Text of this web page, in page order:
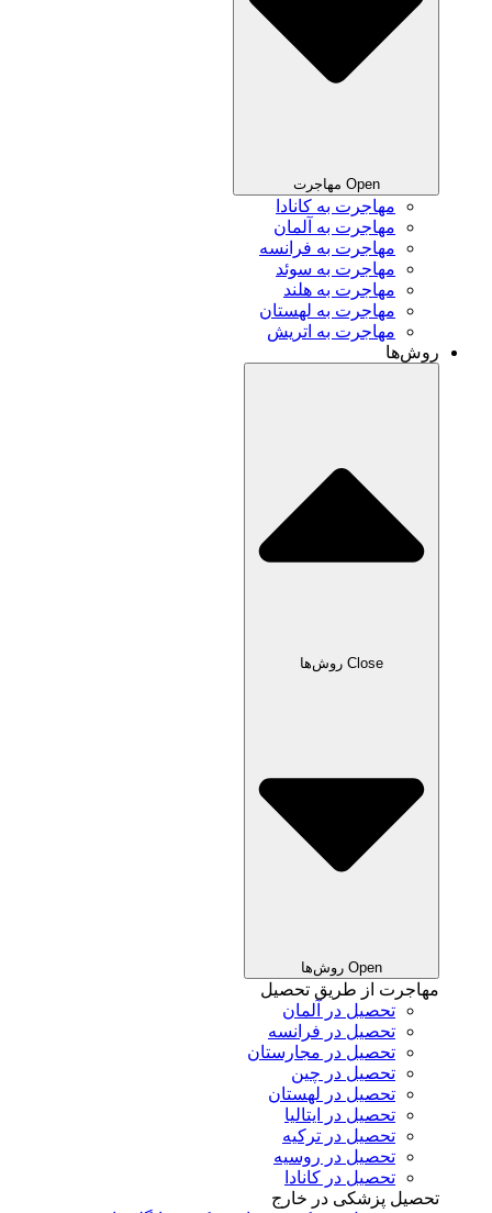
Open مهاجرت
مهاجرت به کانادا
مهاجرت به آلمان
مهاجرت به فرانسه
مهاجرت به سوئد
مهاجرت به هلند
مهاجرت به لهستان
مهاجرت به اتریش
روش‌ها
Close روش‌ها
Open روش‌ها
مهاجرت از طریق تحصیل
تحصیل در آلمان
تحصیل در فرانسه
تحصیل در مجارستان
تحصیل در چین
تحصیل در لهستان
تحصیل در ایتالیا
تحصیل در ترکیه
تحصیل در روسیه
تحصیل در کانادا
تحصیل پزشکی در خارج